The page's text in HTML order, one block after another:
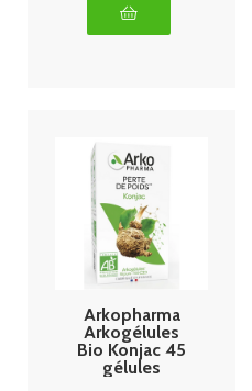
Arkopharma
Arkogélules
Bio Konjac 45
gélules